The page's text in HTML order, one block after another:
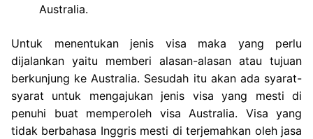
Australia.
Untuk menentukan jenis visa maka yang perlu
dijalankan yaitu memberi alasan-alasan atau tujuan
berkunjung ke Australia. Sesudah itu akan ada syarat-
syarat untuk mengajukan jenis visa yang mesti di
penuhi buat memperoleh visa Australia. Visa yang
tidak berbahasa Inggris mesti di terjemahkan oleh jasa